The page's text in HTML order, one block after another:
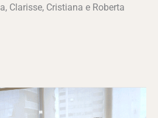
Clarisse, Cristiana e Roberta